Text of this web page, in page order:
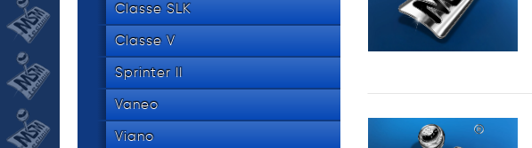
Classe SLK
Classe V
Sprinter II
Vaneo
Viano